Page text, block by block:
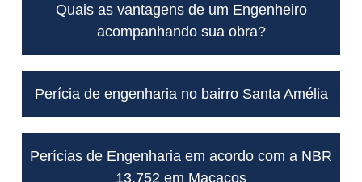
Quais as vantagens de um Engenheiro
acompanhando sua obra?
Perícia de engenharia no bairro Santa Amélia
Perícias de Engenharia em acordo com a NBR
13.752 em Macacos